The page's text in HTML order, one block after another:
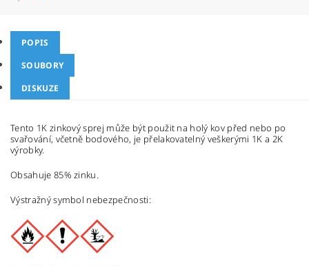
POPIS
SOUBORY
DISKUZE
Tento 1K zinkový sprej může být použit na holý kov před nebo po
svařování, včetně bodového, je přelakovatelný veškerými 1K a 2K
výrobky.
Obsahuje 85% zinku.
Výstražný symbol nebezpečnosti: